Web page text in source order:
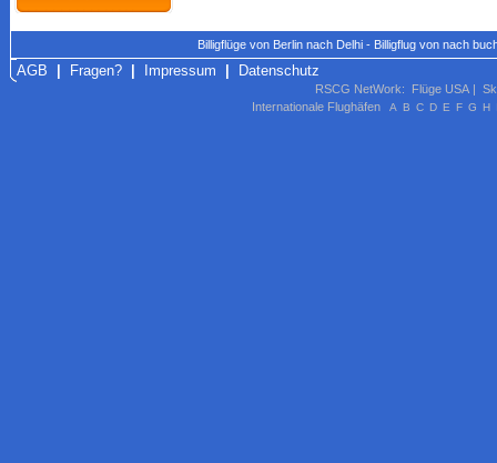
Billigflüge von Berlin nach Delhi - Billigflug von nach
AGB Fragen? Impressum Datenschutz
RSCG NetWork: Flüge USA |
Internationale Flughäfen
A B C D E F G H